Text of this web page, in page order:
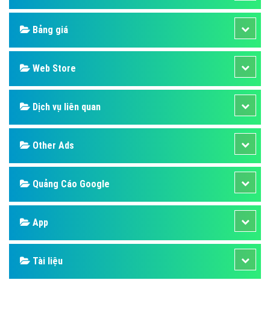
Design
SEO
Banner
Facebook
Google